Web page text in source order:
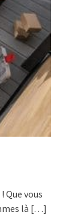
Que vous
là […]